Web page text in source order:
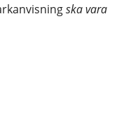
ska vara